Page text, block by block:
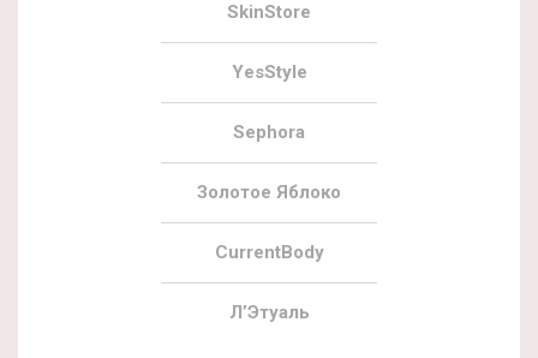
SkinStore
YesStyle
Sephora
Золотое Яблоко
CurrentBody
Л’Этуаль